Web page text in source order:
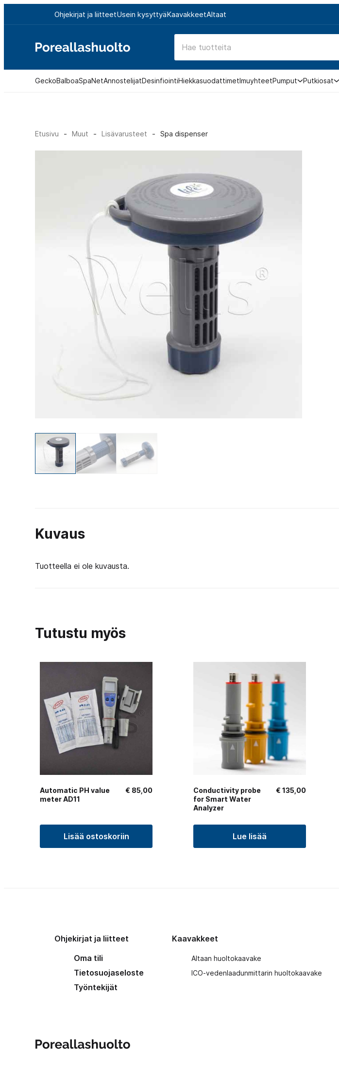
sisältöön
Ohjekirjat ja liitteetUsein kysyttyäKaavakkeetAltaat
Poreallashuolto
GeckoBalboaSpaNetAnnostelijatDesinfiointiHiekkasuodattimetImuyhteetPumput Putkiosat
Etusivu - Muut - Lisävarusteet - Spa dispenser
Kuvaus
Tuotteella ei ole kuvausta.
Tutustu myös
Automatic PH value
meter AD11
€ 85,00
Lisää ostoskoriin
Conductivity probe
for Smart Water
Analyzer
€ 135,00
Lue lisää
Ohjekirjat ja liitteet
Oma tili
Tietosuojaseloste
Työntekijät
Kaavakkeet
Altaan huoltokaavake
ICO-vedenlaadunmittarin huoltokaavake
Poreallashuolto